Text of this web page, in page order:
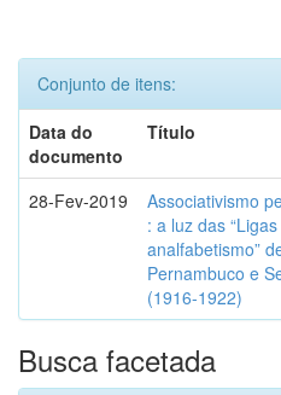
Conjunto de itens:
Data do
documento
Título
28-Fev-2019
Associativismo
: a luz das
analfabetismo”
Pernambuco e
(1916-1922)
Busca facetada